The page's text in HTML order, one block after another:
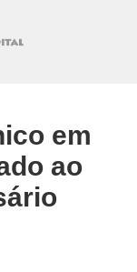
em
ao